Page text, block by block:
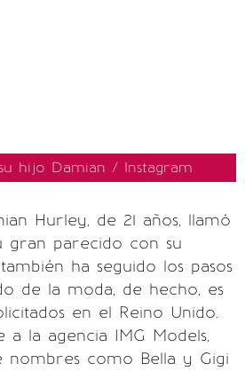
hijo Damian / Instagram
Hurley, de 21 años, llamó
gran parecido con su
ha seguido los pasos
de la moda, de hecho, es
en el Reino Unido.
a la agencia IMG Models,
nombres como Bella y Gigi